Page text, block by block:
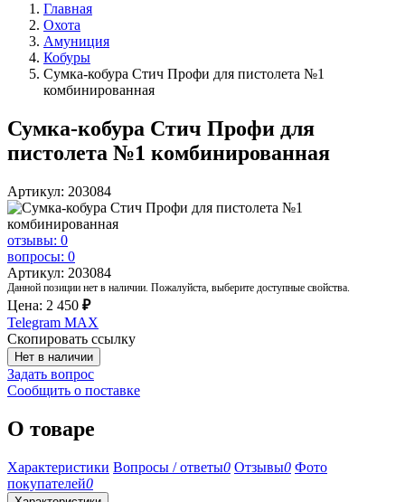
Главная
Охота
Амуниция
Кобуры
Сумка-кобура Стич Профи для пистолета №1
комбинированная
Сумка-кобура Стич Профи для
пистолета №1 комбинированная
Артикул: 203084
отзывы: 0
вопросы: 0
Артикул: 203084
Данной позиции нет в наличии. Пожалуйста, выберите доступные свойства.
Цена: 2 450 ₽
Telegram MAX
Скопировать ссылку
Нет в наличии
Задать вопрос
Сообщить о поставке
О товаре
Характеристики Вопросы / ответы0 Отзывы0 Фото
покупателей0